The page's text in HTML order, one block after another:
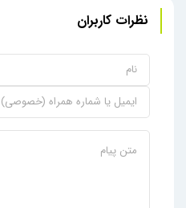
نظرات کاربران